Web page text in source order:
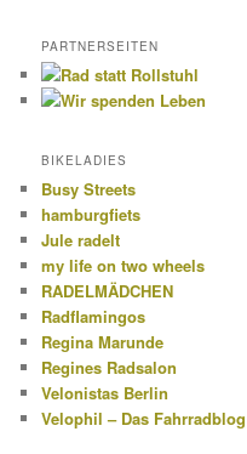
PARTNERSEITEN
BIKELADIES
Busy Streets
hamburgfiets
Jule radelt
my life on two wheels
RADELMÄDCHEN
Radflamingos
Regina Marunde
Regines Radsalon
Velonistas Berlin
Velophil – Das Fahrradblog